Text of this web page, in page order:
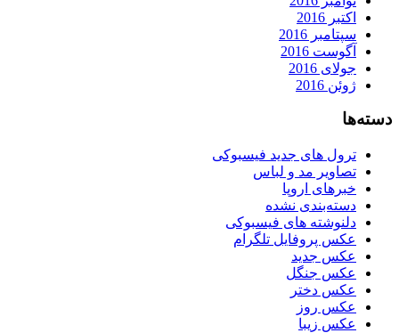
اکتبر 2016
سپتامبر 2016
آگوست 2016
جولای 2016
ژوئن 2016
دسته‌ها
ترول های جدید فیسبوکی
تصاویر مد و لباس
خبرهای اروپا
دسته‌بندی نشده
دلنوشته های فیسبوکی
عکس پروفایل تلگرام
عکس جدید
عکس جنگل
عکس دختر
عکس روز
عکس زیبا